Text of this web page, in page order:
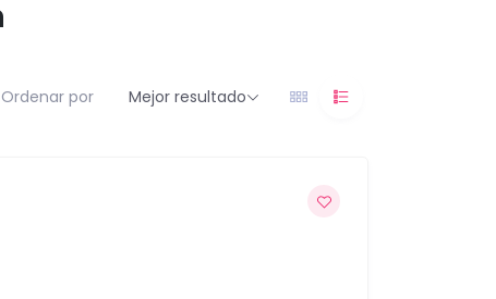
Ordenar por Mejor resultado